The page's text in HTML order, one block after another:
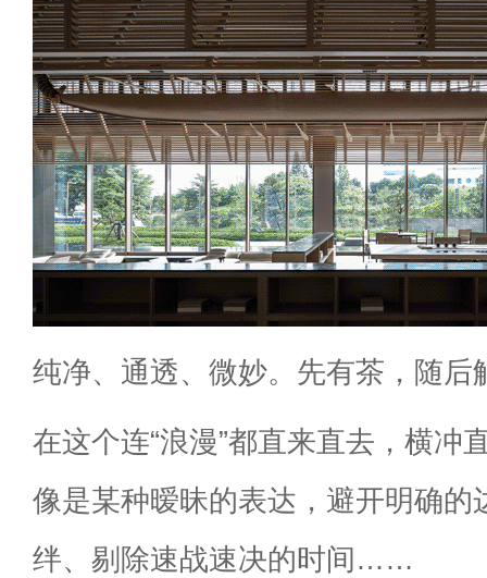
纯净、通透、微妙。先有茶，随后
在这个连“浪漫”都直来直去，横冲
像是某种暧昧的表达，避开明确的
绊、剔除速战速决的时间……